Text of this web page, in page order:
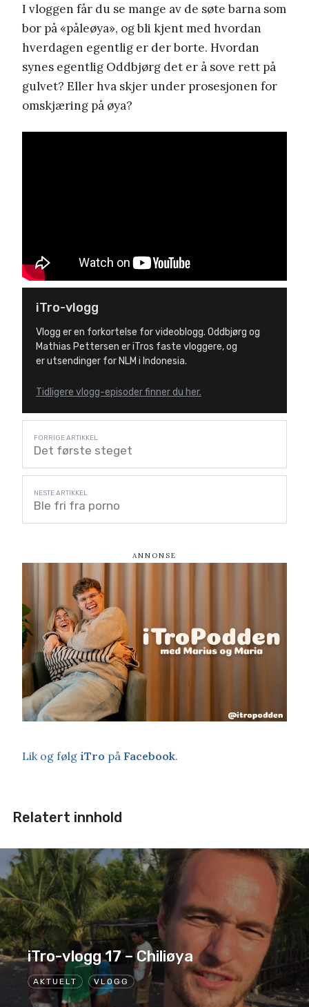
I vloggen får du se mange av de søte barna som
bor på «påleøya», og bli kjent med hvordan
hverdagen egentlig er der borte. Hvordan
synes egentlig Oddbjørg det er å sove rett på
gulvet? Eller hva skjer under prosesjonen for
omskjæring på øya?
iTro-vlogg
Vlogg er en forkortelse for videoblogg. Oddbjørg og
Mathias Pettersen er iTros faste vloggere, og
er utsendinger for NLM i Indonesia.
Tidligere vlogg-episoder finner du her.
Det første steget
Ble fri fra porno
Lik og følg iTro på Facebook.
Relatert innhold
AKTUELT VLOGG
iTro-vlogg 17 – Chiliøya